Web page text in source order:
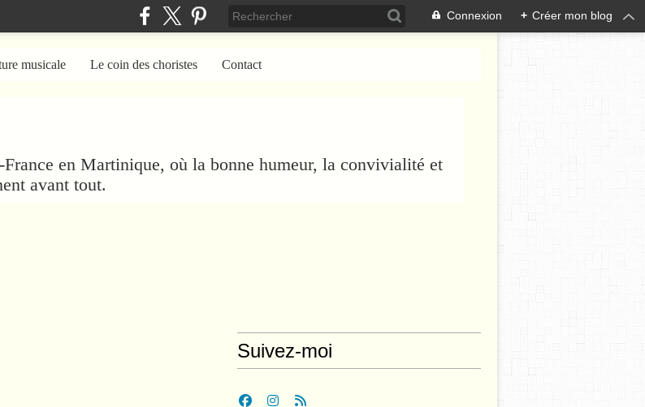
Connexion + Créer mon blog
en Martinique, où la bonne humeur, la convivialité et
avant tout.
musicale Le coin des choristes Contact
Suivez-moi